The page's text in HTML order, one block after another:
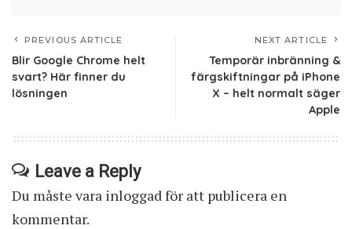
PREVIOUS ARTICLE
Blir Google Chrome helt
svart? Här finner du
lösningen
NEXT ARTICLE
Temporär inbränning &
färgskiftningar på iPhone
X – helt normalt säger
Apple
Leave a Reply
Du måste vara inloggad för att publicera en
kommentar.